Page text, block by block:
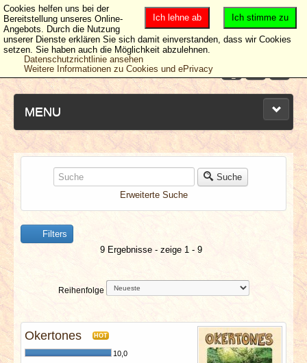
MENU
NEUESTE ARTIKEL
NEWS & DATES
BERICHTE
VERLOSUNGEN
SPECIALS
Suche
Erweiterte Suche
Filters
9 Ergebnisse - zeige 1 - 9
Reihenfolge
Okertones HOT
10,0
Ich stimme zu
Ich lehne ab
Cookies helfen uns bei der
Bereitstellung unseres Online-
Angebots. Durch die Nutzung
unserer Dienste erklären Sie sich damit einverstanden, dass wir Cookies
setzen. Sie haben auch die Möglichkeit abzulehnen.
Datenschutzrichtlinie ansehen
Weitere Informationen zu Cookies und ePrivacy